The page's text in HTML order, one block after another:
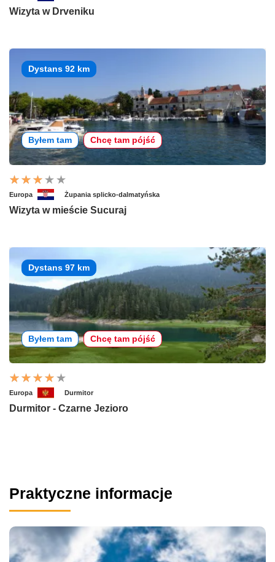
Wizyta w Drveniku
Dystans 92 km
Byłem tam Chcę tam pójść
Europa Żupania splicko-dalmatyńska
Wizyta w mieście Sucuraj
Dystans 97 km
Byłem tam Chcę tam pójść
Europa Durmitor
Durmitor - Czarne Jezioro
Praktyczne informacje